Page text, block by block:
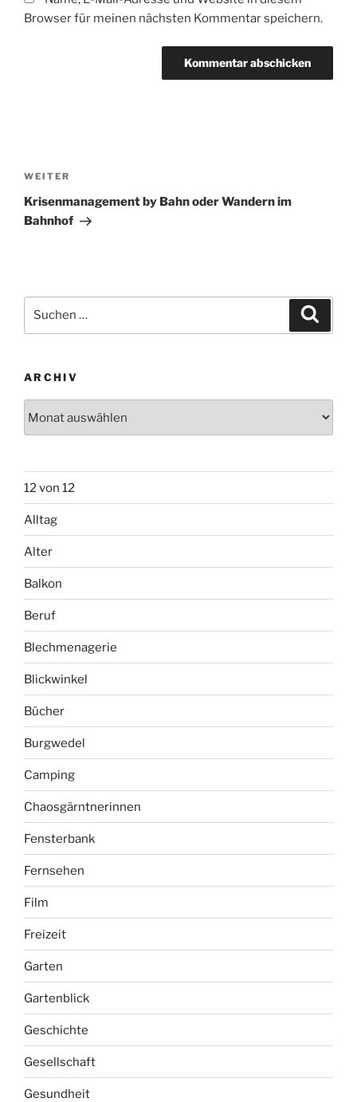
Browser für meinen nächsten Kommentar speichern.
Nächster
Beitrag
WEITER
Krisenmanagement by Bahn oder Wandern im
Bahnhof
nach:
ARCHIV
12 von 12
Alltag
Alter
Balkon
Beruf
Blechmenagerie
Blickwinkel
Bücher
Burgwedel
Camping
Chaosgärntnerinnen
Fensterbank
Fernsehen
Film
Freizeit
Garten
Gartenblick
Geschichte
Gesellschaft
Gesundheit